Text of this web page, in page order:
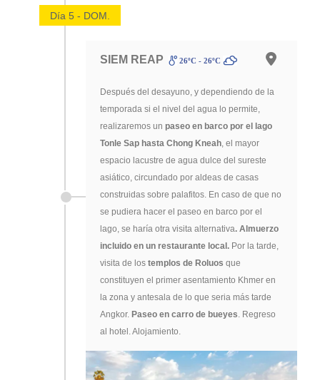
Día 5 - DOM.
SIEM REAP 26ºC - 26ºC
Después del desayuno, y dependiendo de la
temporada si el nivel del agua lo permite,
realizaremos un paseo en barco por el lago
Tonle Sap hasta Chong Kneah, el mayor
espacio lacustre de agua dulce del sureste
asiático, circundado por aldeas de casas
construidas sobre palafitos. En caso de que no
se pudiera hacer el paseo en barco por el
lago, se haría otra visita alternativa. Almuerzo
incluido en un restaurante local. Por la tarde,
visita de los templos de Roluos que
constituyen el primer asentamiento Khmer en
la zona y antesala de lo que seria más tarde
Angkor. Paseo en carro de bueyes. Regreso
al hotel. Alojamiento.